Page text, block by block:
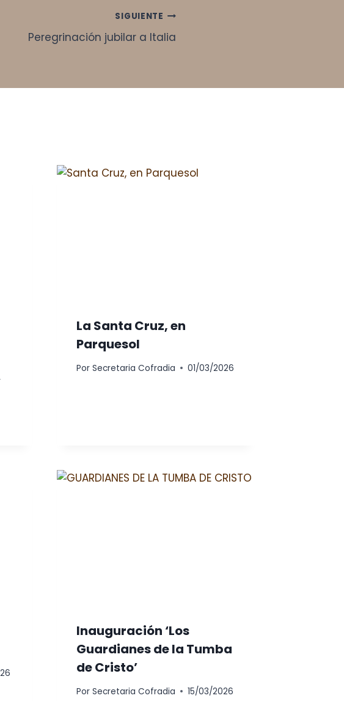
SIGUIENTE
Peregrinación jubilar a Italia
La Santa Cruz, en
Parquesol
Por Secretaria Cofradia 01/03/2026
Inauguración ‘Los
Guardianes de la Tumba
de Cristo’
Por Secretaria Cofradia 15/03/2026